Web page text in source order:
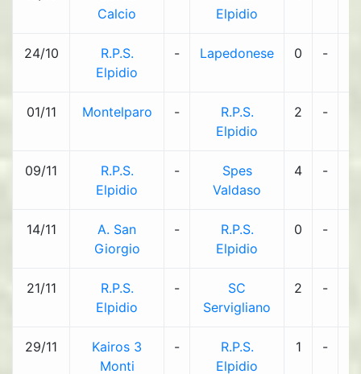
Calcio
Elpidio
24/10
R.P.S.
Elpidio
- Lapedonese 0 -
01/11 Montelparo -
R.P.S.
Elpidio
2 -
09/11
R.P.S.
Elpidio
-
Spes
Valdaso
4 -
14/11
A. San
Giorgio
-
R.P.S.
Elpidio
0 -
21/11
R.P.S.
Elpidio
-
SC
Servigliano
2 -
29/11
Kairos 3
Monti
-
R.P.S.
Elpidio
1 -